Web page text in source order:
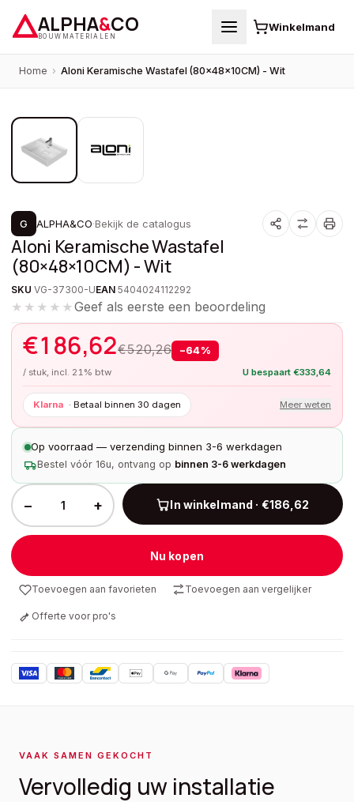
ALPHA&CO
BOUWMATERIALEN
Winkelmand
Home › Aloni Keramische Wastafel (80×48×10CM) - Wit
PROMOTIE
G ALPHA&CO·Bekijk de catalogus
Aloni Keramische Wastafel
(80×48×10CM) - Wit
SKU VG-37300-UEAN 5404024112292
★★★★★Geef als eerste een beoordeling
€186,62€520,26 −64%
/ stuk, incl. 21% btw U bespaart €333,64
Klarna · Betaal binnen 30 dagen Meer weten
Op voorraad — verzending binnen 3-6 werkdagen
Bestel vóór 16u, ontvang op binnen 3-6 werkdagen
− + In winkelmand · €186,62
Nu kopen
Toevoegen aan favorieten Toevoegen aan vergelijker
Offerte voor pro's
VAAK SAMEN GEKOCHT
Vervolledig uw installatie